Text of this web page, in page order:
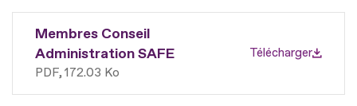
Membres Conseil
Administration SAFE
PDF 172.03 Ko
Télécharger